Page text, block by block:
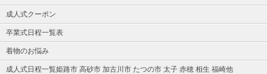
成人式クーポン
卒業式日程一覧表
着物のお悩み
成人式日程一覧姫路市 高砂市 加古川市 たつの市 太子 赤穂 相生 福崎他